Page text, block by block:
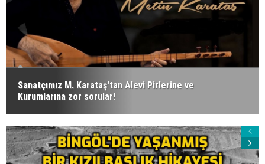
Sanatçımız M. Karataş'tan Alevi Pirlerine ve
Kurumlarına zor sorular!